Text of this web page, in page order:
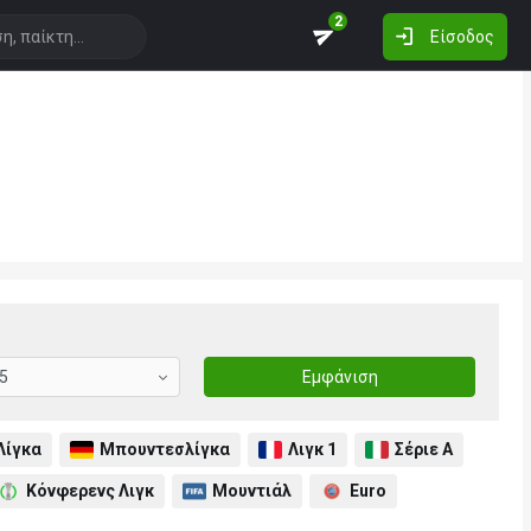
2
Είσοδος
Εμφάνιση
Μπουντεσλίγκα Λιγκ 1 Σέριε Α
Κόνφερενς Λιγκ Μουντιάλ Euro